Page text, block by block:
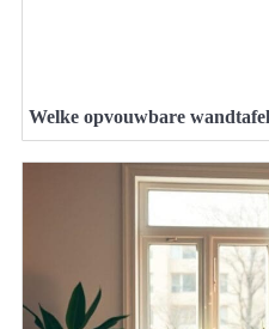
Welke opvouwbare